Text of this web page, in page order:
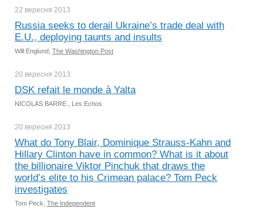
22 вересня 2013
Russia seeks to derail Ukraine’s trade deal with
E.U., deploying taunts and insults
Will Englund, The Washington Post
20 вересня 2013
DSK refait le monde à Yalta
NICOLAS BARRE , Les Echos
20 вересня 2013
What do Tony Blair, Dominique Strauss-Kahn and
Hillary Clinton have in common? What is it about
the billionaire Viktor Pinchuk that draws the
world’s elite to his Crimean palace? Tom Peck
investigates
Tom Peck, The Independent